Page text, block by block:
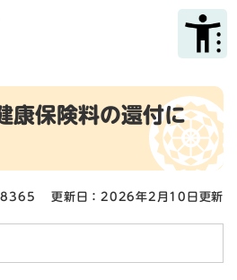
を飛ばして本文へ
康保険料の還付に
更新日：2026年2月10日更新